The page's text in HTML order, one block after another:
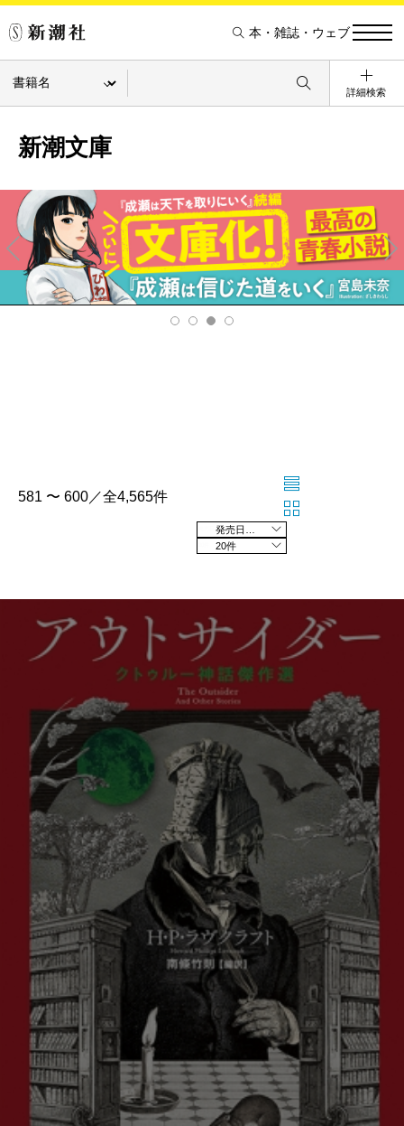
本・雑誌・ウェブ
詳細検索
新潮文庫
Pre
v
Ne
xt
581 〜 600／全4,565件
20件